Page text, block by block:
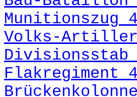
Munitionszug
Volks-
Divisionsstab
Flakregiment